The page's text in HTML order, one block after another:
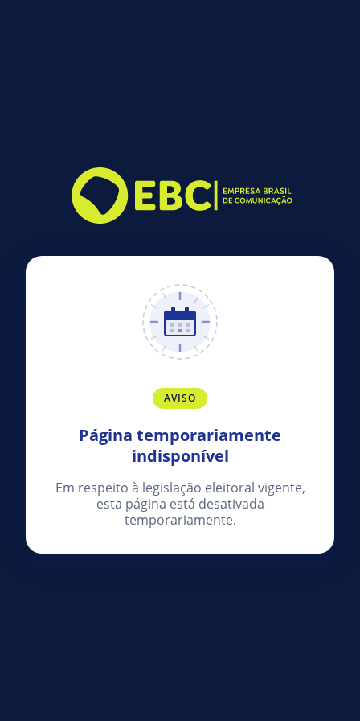
AVISO
Página temporariamente
indisponível
Em respeito à legislação eleitoral vigente,
esta página está desativada
temporariamente.